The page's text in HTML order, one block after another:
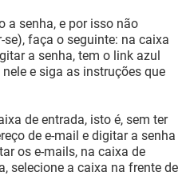
a senha, e por isso não
faça o seguinte: na caixa
a senha, tem o link azul
nele e siga as instruções que
de entrada, isto é, sem ter
de e-mail e digitar a senha
os e-mails, na caixa de
selecione a caixa na frente de